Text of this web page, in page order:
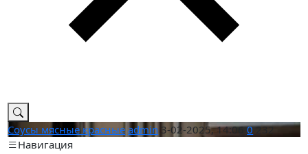
Соусы мясные красные admin 3-02-2025, 14:06 0 232
Навигация